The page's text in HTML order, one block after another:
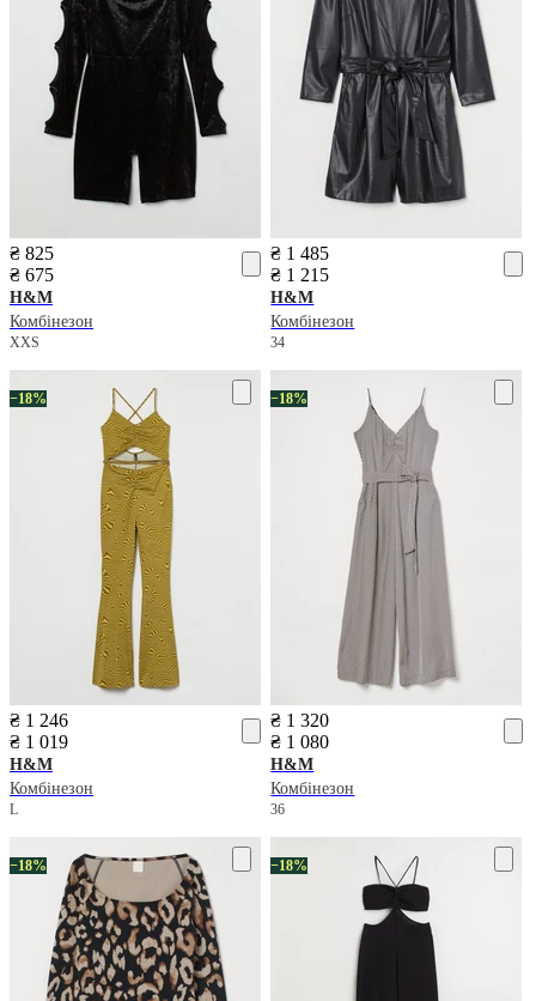
₴ 825
₴ 675
H&M
Комбінезон
XXS
₴ 1 485
₴ 1 215
H&M
Комбінезон
34
−18%
₴ 1 246
₴ 1 019
H&M
Комбінезон
L
−18%
₴ 1 320
₴ 1 080
H&M
Комбінезон
36
−18% −18%